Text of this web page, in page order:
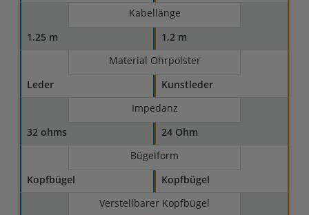
Kabellänge
1.25 m
1,2 m
Material Ohrpolster
Leder
Kunstleder
Impedanz
32 ohms
24 Ohm
Bügelform
Kopfbügel
Kopfbügel
Verstellbarer Kopfbügel